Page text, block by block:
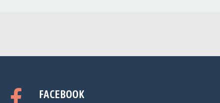
FACEBOOK